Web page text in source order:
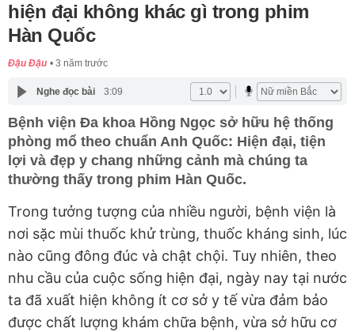
hiện đại không khác gì trong phim
Hàn Quốc
Đậu Đậu 3 năm trước
Nghe đọc bài 3:09
Bệnh viện Đa khoa Hồng Ngọc sở hữu hệ thống
phòng mổ theo chuẩn Anh Quốc: Hiện đại, tiện
lợi và đẹp y chang những cảnh mà chúng ta
thường thấy trong phim Hàn Quốc.
Trong tưởng tượng của nhiều người, bệnh viện là
nơi sặc mùi thuốc khử trùng, thuốc kháng sinh, lúc
nào cũng đông đúc và chật chội. Tuy nhiên, theo
nhu cầu của cuộc sống hiện đại, ngày nay tại nước
ta đã xuất hiện không ít cơ sở y tế vừa đảm bảo
được chất lượng khám chữa bệnh, vừa sở hữu cơ